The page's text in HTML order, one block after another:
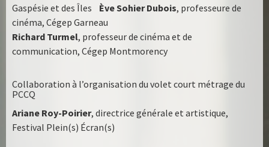
Gaspésie et des Îles Ève Sohier Dubois, professeure de
cinéma, Cégep Garneau
Richard Turmel, professeur de cinéma et de
communication, Cégep Montmorency
Collaboration à l’organisation du volet court métrage du
PCCQ
Ariane Roy-Poirier, directrice générale et artistique,
Festival Plein(s) Écran(s)